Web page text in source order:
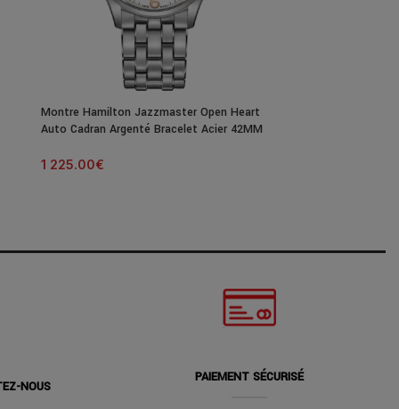
Montre Hamilton Jazzmaster Open Heart
Auto Cadran Argenté Bracelet Acier 42MM
1 225.00€
NOUS
PAIEMENT SÉCURISÉ